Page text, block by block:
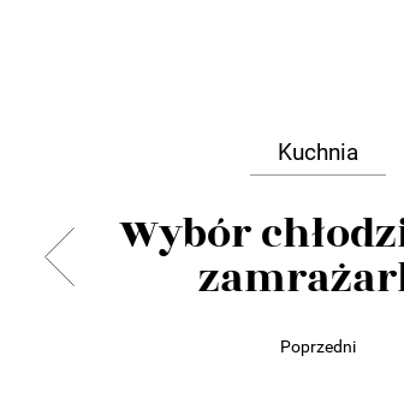
Kuchnia
Wybór
Poprzedni